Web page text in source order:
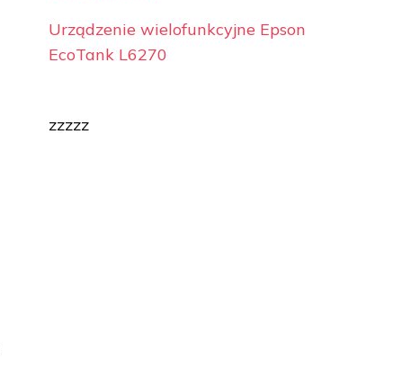
Urządzenie wielofunkcyjne Epson
EcoTank L6270
zzzzz